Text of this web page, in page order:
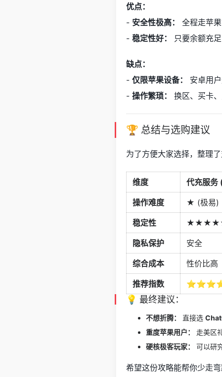
优点：
- 安全性极高：
全程走苹
- 稳定性好： 只要余额充
缺点：
- 仅限苹果设备：
安卓用
- 操作繁琐： 换区、买卡
🏆 总结与选购建议
为了方便大家选择，整理了
维度 代充服务
操作难度 ★ (极易)
稳定性
隐私保护 安全
综合成本 性价比高
推荐指数
💡 最终建议：
不想折腾： 直接选
重度苹果用户：
走美区
硬核极客玩家：
可以研
希望这份攻略能帮你少走